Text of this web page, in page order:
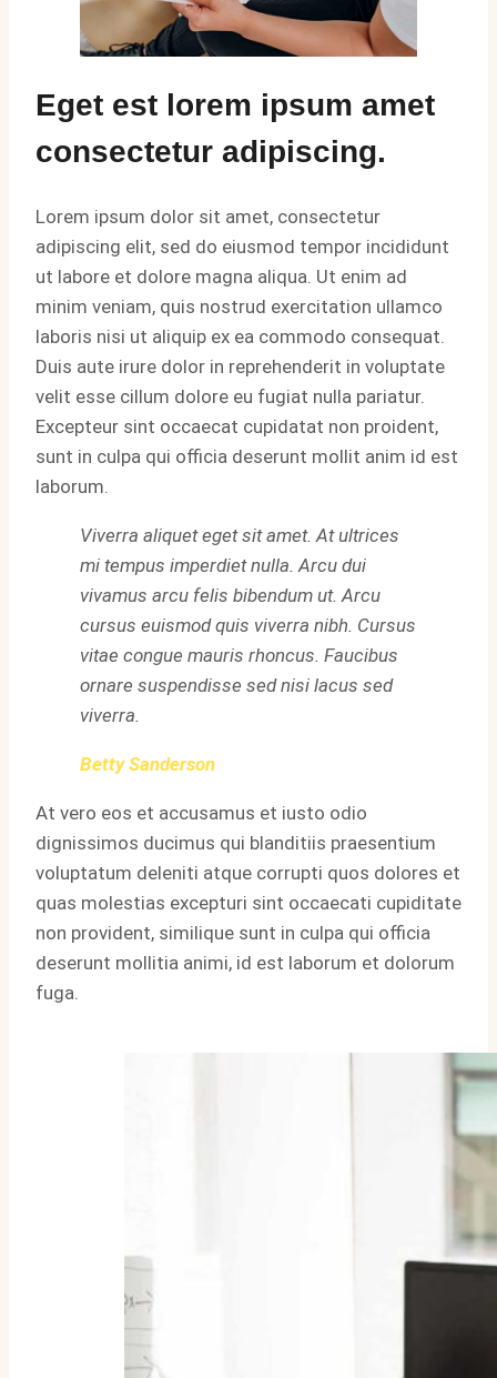
Eget est lorem ipsum amet
consectetur adipiscing.
Lorem ipsum dolor sit amet, consectetur
adipiscing elit, sed do eiusmod tempor incididunt
ut labore et dolore magna aliqua. Ut enim ad
minim veniam, quis nostrud exercitation ullamco
laboris nisi ut aliquip ex ea commodo consequat.
Duis aute irure dolor in reprehenderit in voluptate
velit esse cillum dolore eu fugiat nulla pariatur.
Excepteur sint occaecat cupidatat non proident,
sunt in culpa qui officia deserunt mollit anim id est
laborum.
Viverra aliquet eget sit amet. At ultrices
mi tempus imperdiet nulla. Arcu dui
vivamus arcu felis bibendum ut. Arcu
cursus euismod quis viverra nibh. Cursus
vitae congue mauris rhoncus. Faucibus
ornare suspendisse sed nisi lacus sed
viverra.
Betty Sanderson
At vero eos et accusamus et iusto odio
dignissimos ducimus qui blanditiis praesentium
voluptatum deleniti atque corrupti quos dolores et
quas molestias excepturi sint occaecati cupiditate
non provident, similique sunt in culpa qui officia
deserunt mollitia animi, id est laborum et dolorum
fuga.